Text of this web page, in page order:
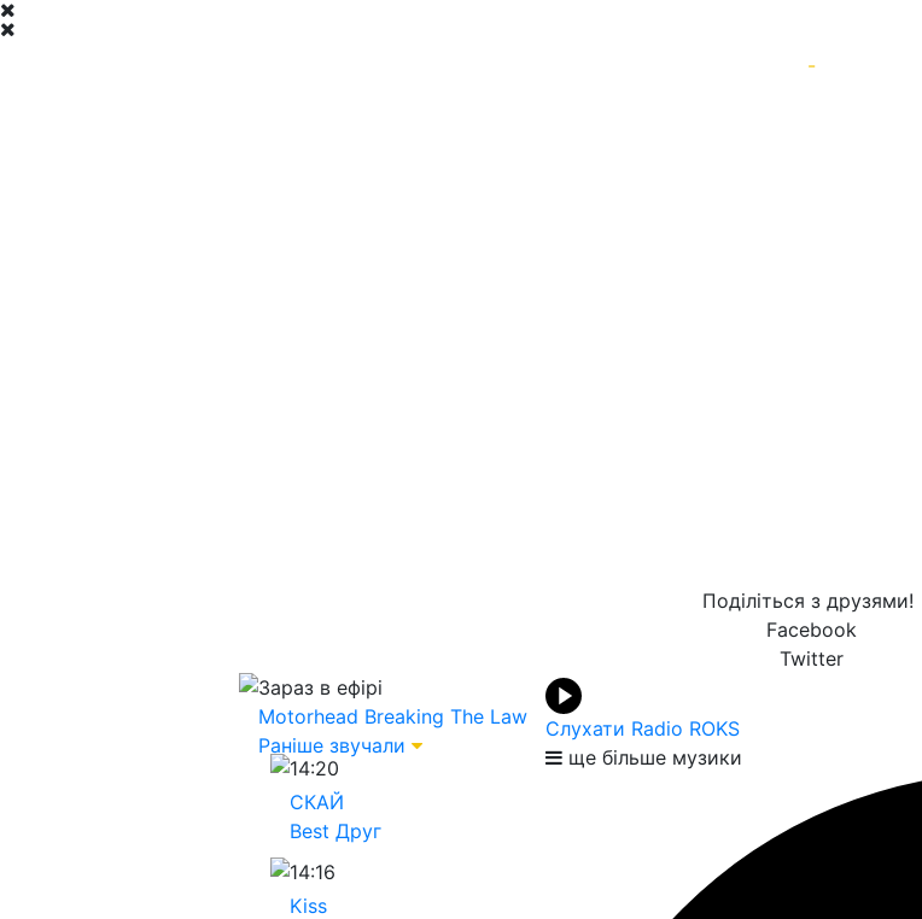
-
Поділіться з друзями!
Facebook
Twitter
Зараз в ефірі
Motorhead Breaking The Law
Раніше звучали
14:20
СКАЙ
Best Друг
14:16
Kiss
Слухати Radio ROKS
ще більше музики